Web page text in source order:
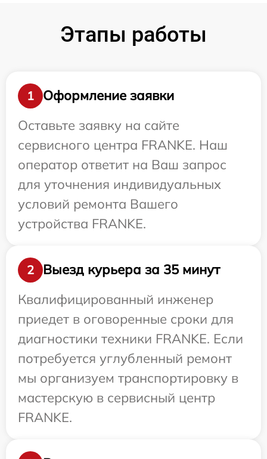
Этапы работы
1
Оформление заявки
Оставьте заявку на сайте
сервисного центра FRANKE. Наш
оператор ответит на Ваш запрос
для уточнения индивидуальных
условий ремонта Вашего
устройства FRANKE.
2
Выезд курьера за 35 минут
Квалифицированный инженер
приедет в оговоренные сроки для
диагностики техники FRANKE. Если
потребуется углубленный ремонт
мы организуем транспортировку в
мастерскую в сервисный центр
FRANKE.